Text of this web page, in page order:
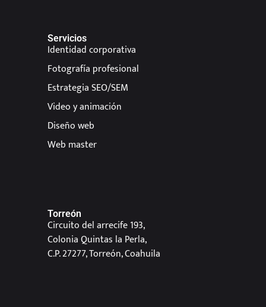
Servicios
Identidad corporativa
Fotografía profesional
Estrategia SEO/SEM
Video y animación
Diseño web
Web master
Torreón
Circuito del arrecife 193,
Colonia Quintas la Perla,
C.P. 27277, Torreón, Coahuila